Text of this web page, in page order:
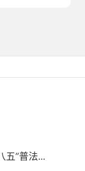
五”普法...